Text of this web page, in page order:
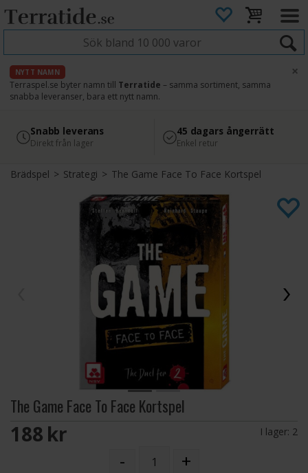
NYTT NAMN
Terraspel.se byter namn till Terratide – samma sortiment, samma
snabba leveranser, bara ett nytt namn.
×
4.8
Läs omdömen på Google
Säker betalning
med Svea
Snabb leverans
Direkt från lager
45 dagars ångerrätt
Enkel retur
Brädspel>Strategi>The Game Face To Face Kortspel
The Game Face To Face Kortspel
188 SEK I lager: 2
- +